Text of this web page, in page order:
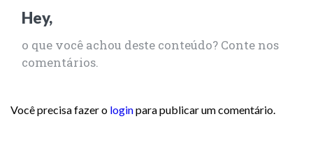
Hey,
o que você achou deste conteúdo? Conte nos
comentários.
Você precisa fazer o loginpara publicar um comentário.